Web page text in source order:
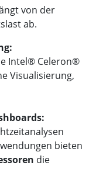
von der
ab.
Intel® Celeron®
Visualisierung,
bieten
die